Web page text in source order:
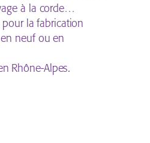
à la corde…
la fabrication
neuf ou en
Rhône-Alpes.